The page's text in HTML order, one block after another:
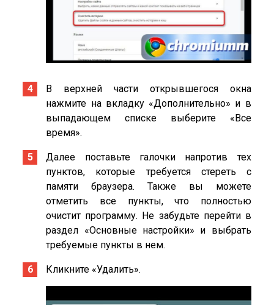
В верхней части открывшегося окна
нажмите на вкладку «Дополнительно» и в
выпадающем списке выберите «Все
время».
Далее поставьте галочки напротив тех
пунктов, которые требуется стереть с
памяти браузера. Также вы можете
отметить все пункты, что полностью
очистит программу. Не забудьте перейти в
раздел «Основные настройки» и выбрать
требуемые пункты в нем.
Кликните «Удалить».